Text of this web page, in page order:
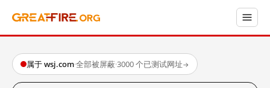
属于 wsj.com·全部被屏蔽·3000 个已测试网址→